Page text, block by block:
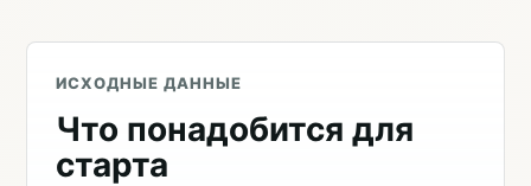
ИСХОДНЫЕ ДАННЫЕ
Что понадобится для
старта